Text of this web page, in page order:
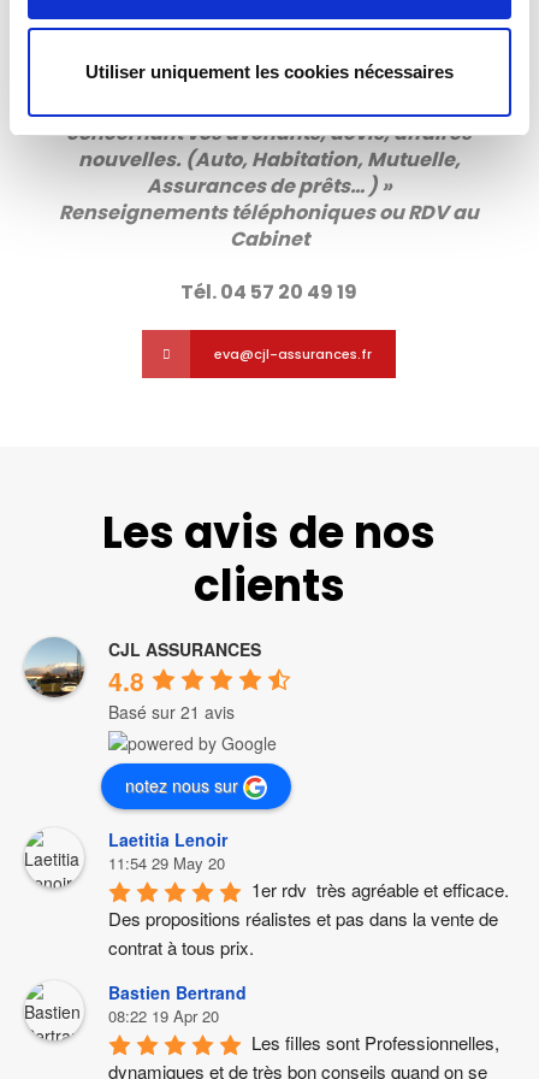
Utiliser uniquement les cookies nécessaires
Eva
» Je suis votre interlocutrice pour toute questions
concernant vos avenants, devis, affaires
nouvelles. (Auto, Habitation, Mutuelle,
Assurances de prêts… )»
Renseignements téléphoniques ou RDV au
Cabinet
Tél. 04 57 20 49 19
eva@cjl-assurances.fr
Les avis de nos
clients
CJL ASSURANCES
4.8
Basé sur 21 avis
notez nous sur
Laetitia Lenoir
11:54 29 May 20
1er rdv  très agréable et efficace.
Des propositions réalistes et pas dans la vente de
contrat à tous prix.
Bastien Bertrand
08:22 19 Apr 20
Les filles sont Professionnelles,
dynamiques et de très bon conseils quand on se